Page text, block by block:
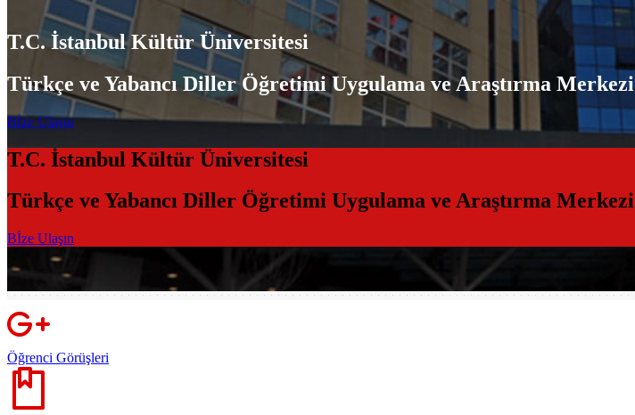
T.C. İstanbul Kültür Üniversitesi
Türkçe ve Yabancı Diller Öğretimi Uygulama ve Araştırma Merkezi
Bİze Ulaşın
T.C. İstanbul Kültür Üniversitesi
Türkçe ve Yabancı Diller Öğretimi Uygulama ve Araştırma Merkezi
Bİze Ulaşın
Öğrenci Görüşleri